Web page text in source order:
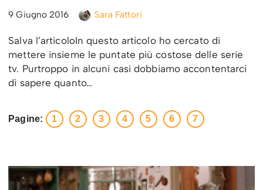
9 Giugno 2016 Sara Fattori
Salva l’articoloIn questo articolo ho cercato di
mettere insieme le puntate più costose delle serie
tv. Purtroppo in alcuni casi dobbiamo accontentarci
di sapere quanto…
Pagine: 1 2 3 4 5 6 7